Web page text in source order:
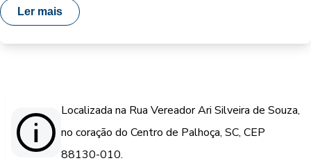
Ler mais
Localizada na Rua Vereador Ari Silveira de Souza,
no coração do Centro de Palhoça, SC, CEP
88130-010.